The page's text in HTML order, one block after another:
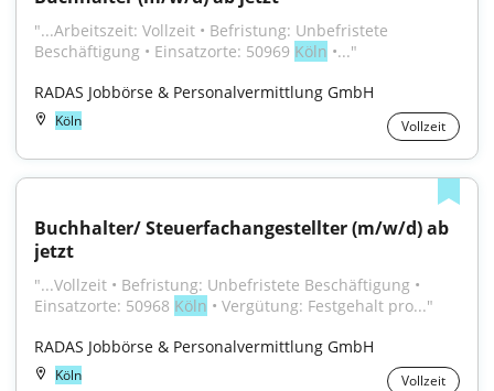
"...Arbeitszeit: Vollzeit • Befristung: Unbefristete
Beschäftigung • Einsatzorte: 50969 Köln •..."
RADAS Jobbörse & Personalvermittlung GmbH
Köln Vollzeit
Buchhalter/ Steuerfachangestellter (m/w/d) ab
jetzt
"...Vollzeit • Befristung: Unbefristete Beschäftigung •
Einsatzorte: 50968 Köln • Vergütung: Festgehalt pro..."
RADAS Jobbörse & Personalvermittlung GmbH
Köln Vollzeit